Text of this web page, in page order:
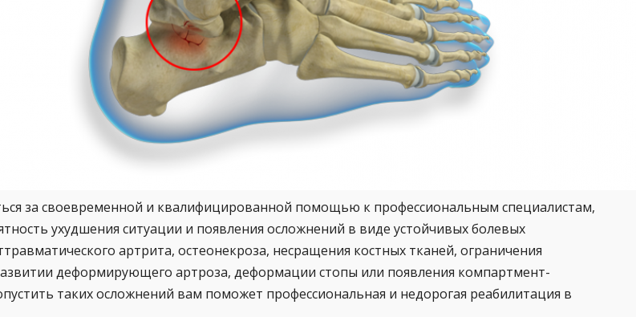
за своевременной и квалифицированной помощью к профессиональным специалистам,
ухудшения ситуации и появления осложнений в виде устойчивых болевых
артрита, остеонекроза, несращения костных тканей, ограничения
деформирующего артроза, деформации стопы или появления компартмент-
таких осложнений вам поможет профессиональная и недорогая реабилитация в